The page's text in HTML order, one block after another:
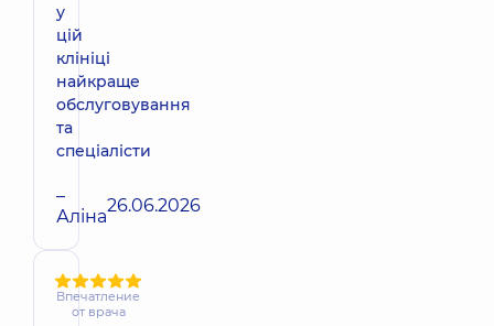
у
цій
клініці
найкраще
обслуговування
та
спеціалісти
–
Аліна26.06.2026
Впечатление
от врача